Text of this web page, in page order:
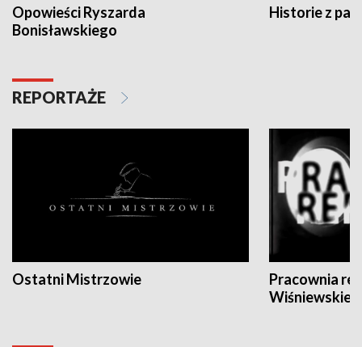
Opowieści Ryszarda
Bonisławskiego
Historie z
REPORTAŻE
Ostatni Mistrzowie
Pracownia